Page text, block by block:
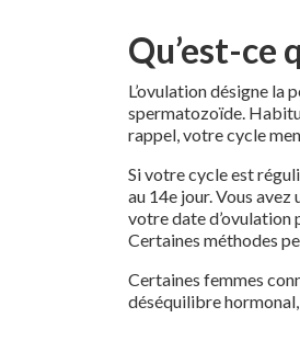
Qu’est-ce
L’ovulation désigne la
spermatozoïde.
rappel, votre cycle
Si votre cycle est
au 14e jour. Vous
votre date d’ovulation
Certaines méthodes
Certaines femmes
déséquilibre